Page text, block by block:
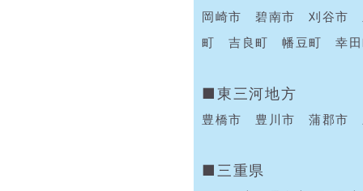
岡崎市 碧南市 刈谷市
町 吉良町 幡豆町 幸田
■東三河地方
豊橋市 豊川市 蒲郡市
■三重県